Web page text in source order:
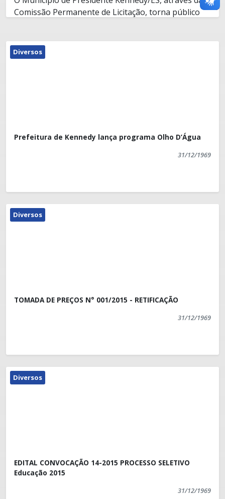
Comissão Permanente de Licitação, torna público
Assim sendo, fica determinada a abertura dos
Envelopes "B" - Proposta Técnica - para o dia
Presidente Kennedy/ES, 24/02/2015.
Diversos
Prefeitura de Kennedy lança programa Olho D’Água
31/12/1969
Diversos
TOMADA DE PREÇOS N° 001/2015 - RETIFICAÇÃO
31/12/1969
Diversos
EDITAL CONVOCAÇÃO 14-2015 PROCESSO SELETIVO
Educação 2015
31/12/1969